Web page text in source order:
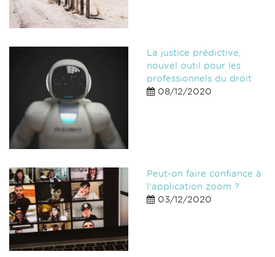
La justice prédictive,
nouvel outil pour les
professionnels du droit
08/12/2020
Peut-on faire confiance à
l’application zoom ?
03/12/2020